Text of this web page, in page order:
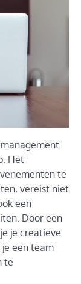
Het
te
vereist niet
een
Door een
je creatieve
een team
te